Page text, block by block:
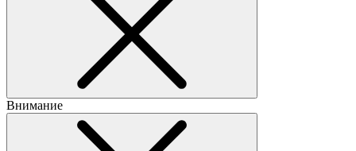
Внимание